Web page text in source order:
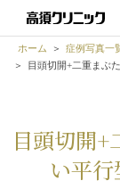
ホーム 症例写真一
目頭切開+二重まぶ
目頭切開
い平